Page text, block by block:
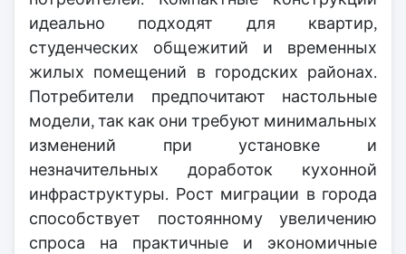
идеально подходят для квартир,
студенческих общежитий и временных
жилых помещений в городских районах.
Потребители предпочитают настольные
модели, так как они требуют минимальных
изменений при установке и
незначительных доработок кухонной
инфраструктуры. Рост миграции в города
способствует постоянному увеличению
спроса на практичные и экономичные